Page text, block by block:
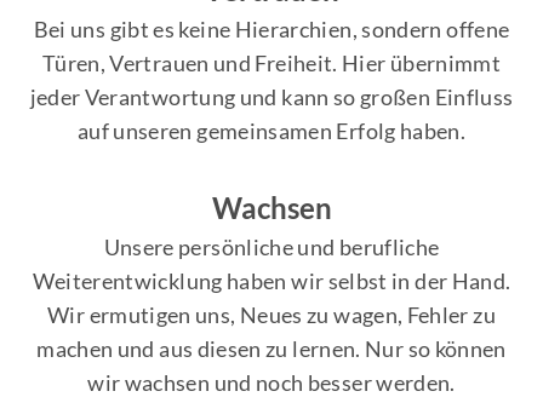
Bei uns gibt es keine Hierarchien, sondern offene
Türen, Vertrauen und Freiheit. Hier übernimmt
jeder Verantwortung und kann so großen Einfluss
auf unseren gemeinsamen Erfolg haben.
Wachsen
Unsere persönliche und berufliche
Weiterentwicklung haben wir selbst in der Hand.
Wir ermutigen uns, Neues zu wagen, Fehler zu
machen und aus diesen zu lernen. Nur so können
wir wachsen und noch besser werden.